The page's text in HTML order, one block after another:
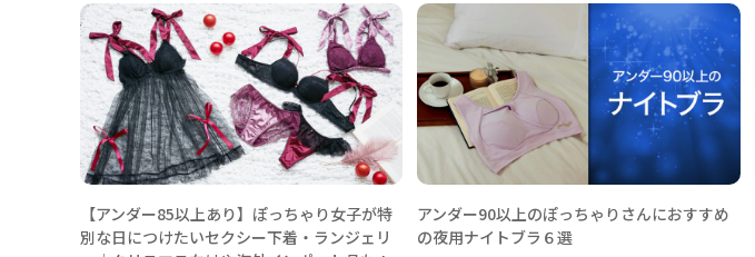
【アンダー85以上あり】ぽっちゃり女子が特
別な日につけたいセクシー下着・ランジェリ
アンダー90以上のぽっちゃりさんにおすすめ
の夜用ナイトブラ６選